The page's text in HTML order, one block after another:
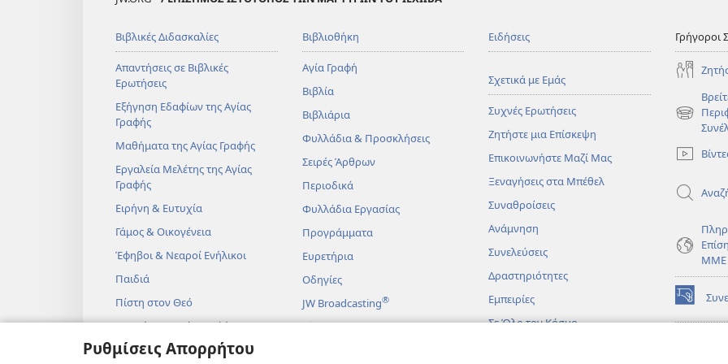
Ρυθμίσεις Απορρήτου
Βιβλικές Διδασκαλίες
Απαντήσεις σε Βιβλικές
Ερωτήσεις
Εξήγηση Εδαφίων της Αγίας
Γραφής
Μαθήματα της Αγίας Γραφής
Εργαλεία Μελέτης της Αγίας
Γραφής
Ειρήνη & Ευτυχία
Γάμος & Οικογένεια
Έφηβοι & Νεαροί Ενήλικοι
Παιδιά
Πίστη στον Θεό
Επιστήμη & Αγία Γραφή
Ιστορία & Αγία Γραφή
Βιβλιοθήκη
Αγία Γραφή
Βιβλία
Βιβλιάρια
Φυλλάδια & Προσκλήσεις
Σειρές Άρθρων
Περιοδικά
Φυλλάδια Εργασίας
Προγράμματα
Ευρετήρια
Οδηγίες
JW Broadcasting®
Βίντεο
Ειδήσεις
Σχετικά με Εμάς
Συχνές Ερωτήσεις
Ζητήστε μια Επίσκεψη
Επικοινωνήστε Μαζί Μας
Ξεναγήσεις στα Μπέθελ
Συναθροίσεις
Ανάμνηση
Συνελεύσεις
Δραστηριότητες
Εμπειρίες
Σε Όλο τον Κόσμο
Γρήγοροι
(ανοίγει
ΜΜΕ
(ανοίγει
νέο